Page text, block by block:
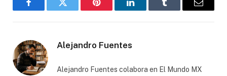
FacebookGorjeo Pinterest LinkedInTumblr
Correo
Alejandro Fuentes
Alejandro Fuentes colabora en El Mundo MX